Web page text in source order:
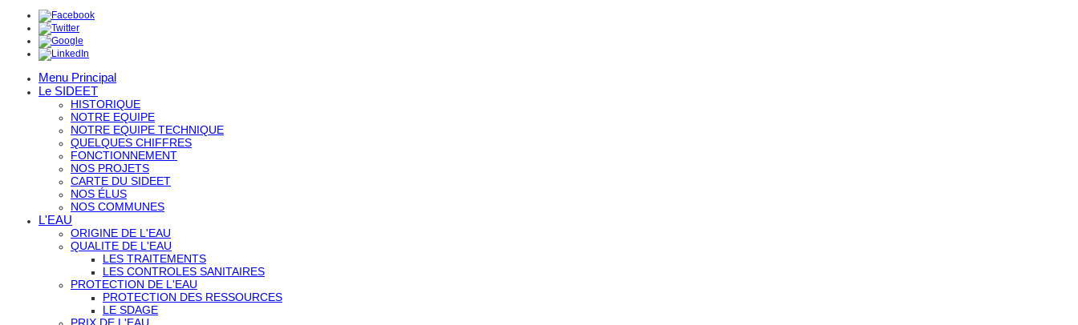
Menu Principal
Le SIDEET
HISTORIQUE
NOTRE EQUIPE
NOTRE EQUIPE TECHNIQUE
QUELQUES CHIFFRES
FONCTIONNEMENT
NOS PROJETS
CARTE DU SIDEET
NOS ÉLUS
NOS COMMUNES
L'EAU
ORIGINE DE L'EAU
QUALITE DE L'EAU
LES TRAITEMENTS
LES CONTROLES SANITAIRES
PROTECTION DE L'EAU
PROTECTION DES RESSOURCES
LE SDAGE